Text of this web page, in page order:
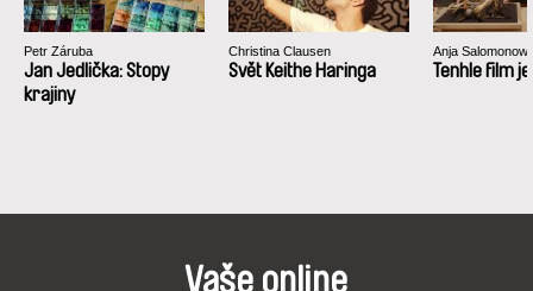
Petr Záruba
Jan Jedlička: Stopy
krajiny
Christina Clausen
Svět Keithe Haringa
Anja
Tenhle film
Vaše online